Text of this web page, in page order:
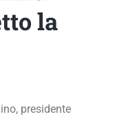
la
presidente